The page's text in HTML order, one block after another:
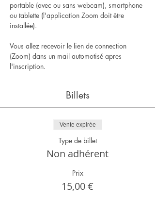
portable (avec ou sans webcam), smartphone
ou tablette (l'application Zoom doit être
installée).
Vous allez recevoir le lien de connection
(Zoom) dans un mail automotisé apres
l'inscription.
Billets
Vente expirée
Type de billet
Non adhérent
Prix
15,00 €